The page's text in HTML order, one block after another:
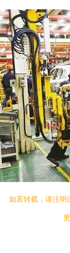
如若转载，请注